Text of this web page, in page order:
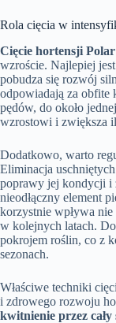
Rola cięcia w
Cięcie hortensji
wzroście. Najlepiej
pobudza się rozwój
odpowiadają za obfite
pędów, do około
wzrostowi i zwiększa
Dodatkowo, warto
Eliminacja
poprawy jej kondycji i
nieodłączny element
korzystnie wpływa
w kolejnych latach.
pokrojem roślin, co z
sezonach.
Właściwe techniki
i zdrowego rozwoju
kwitnienie przez cały